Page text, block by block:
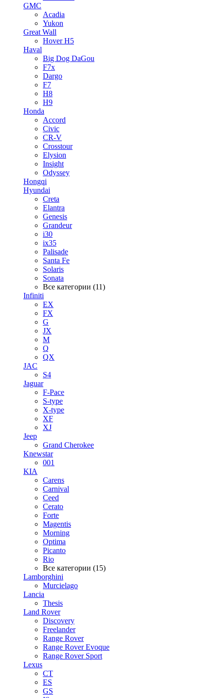
GMC
Acadia
Yukon
Great Wall
Hover H5
Haval
Big Dog DaGou
F7x
Dargo
F7
H8
H9
Honda
Accord
Civic
CR-V
Crosstour
Elysion
Insight
Odyssey
Hongqi
Hyundai
Creta
Elantra
Genesis
Grandeur
i30
ix35
Palisade
Santa Fe
Solaris
Sonata
Все категории (11)
Infiniti
EX
FX
G
JX
M
Q
QX
JAC
S4
Jaguar
F-Pace
S-type
X-type
XF
XJ
Jeep
Grand Cherokee
Knewstar
001
KIA
Carens
Carnival
Ceed
Cerato
Forte
Magentis
Morning
Optima
Picanto
Rio
Все категории (15)
Lamborghini
Murcielago
Lancia
Thesis
Land Rover
Discovery
Freelander
Range Rover
Range Rover Evoque
Range Rover Sport
Lexus
CT
ES
GS